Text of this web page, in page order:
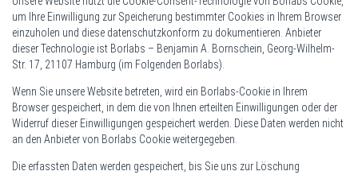
um Ihre Einwilligung zur Speicherung bestimmter Cookies in Ihrem Browser
einzuholen und diese datenschutzkonform zu dokumentieren. Anbieter
dieser Technologie ist Borlabs – Benjamin A. Bornschein, Georg-Wilhelm-
Str. 17, 21107 Hamburg (im Folgenden Borlabs).
Wenn Sie unsere Website betreten, wird ein Borlabs-Cookie in Ihrem
Browser gespeichert, in dem die von Ihnen erteilten Einwilligungen oder der
Widerruf dieser Einwilligungen gespeichert werden. Diese Daten werden nicht
an den Anbieter von Borlabs Cookie weitergegeben.
Die erfassten Daten werden gespeichert, bis Sie uns zur Löschung